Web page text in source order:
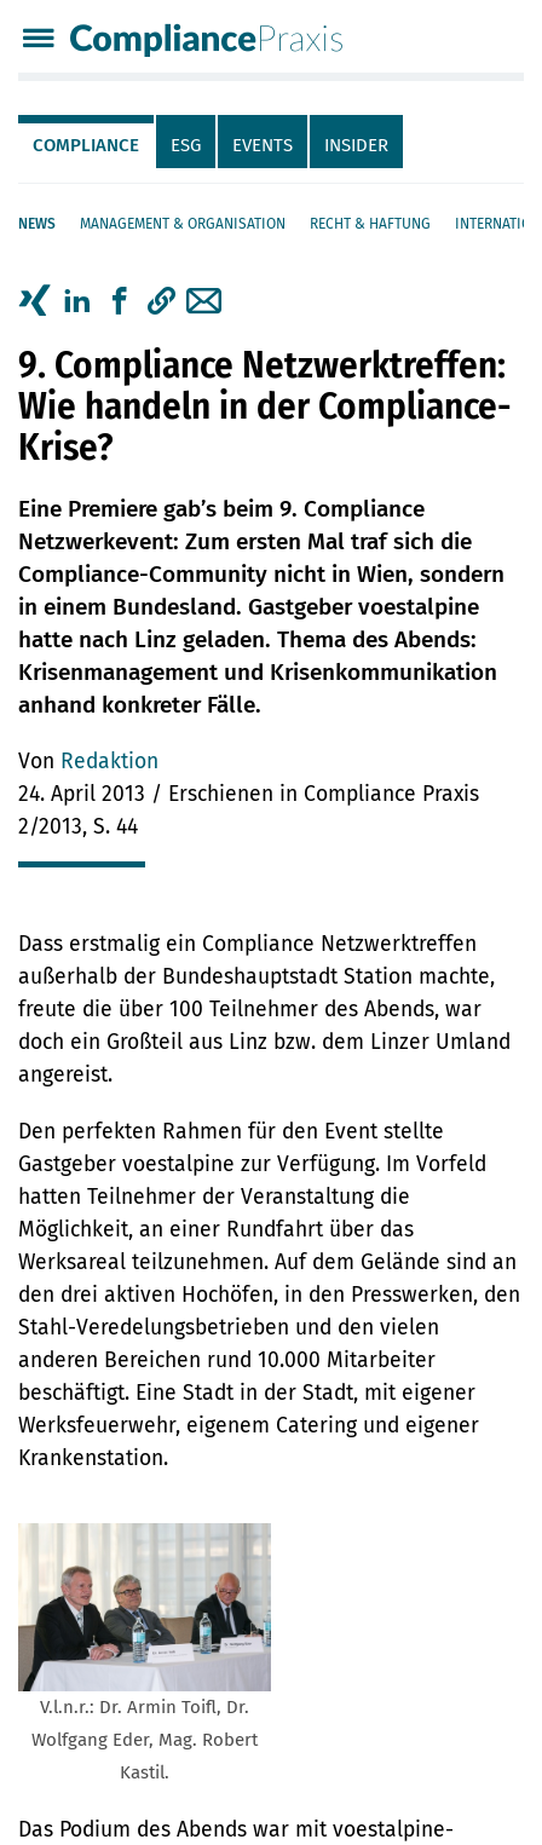
Compliance Praxis
Servicenavigation
Navigation
COMPLIANCE ESG EVENTS INSIDER
NEWS MANAGEMENT & ORGANISATION RECHT & HAFTUNG
Seiteninhalt
Artikel auf Xing teilen
Artikel auf linkedIn teilen
Artikel auf Facebook teilen
Artikellink kopieren
9. Compliance Netzwerktreffen:
Wie handeln in der Compliance-
Krise?
Eine Premiere gab’s beim 9. Compliance
Netzwerkevent: Zum ersten Mal traf sich die
Compliance-Community nicht in Wien, sondern
in einem Bundesland. Gastgeber voestalpine
hatte nach Linz geladen. Thema des Abends:
Krisenmanagement und Krisenkommunikation
anhand konkreter Fälle.
Von Redaktion
24. April 2013 / Erschienen in Compliance Praxis
2/2013, S. 44
Dass erstmalig ein Compliance Netzwerktreffen
außerhalb der Bundeshauptstadt Station machte,
freute die über 100 Teilnehmer des Abends, war
doch ein Großteil aus Linz bzw. dem Linzer Umland
angereist.
Den perfekten Rahmen für den Event stellte
Gastgeber voestalpine zur Verfügung. Im Vorfeld
hatten Teilnehmer der Veranstaltung die
Möglichkeit, an einer Rundfahrt über das
Werksareal teilzunehmen. Auf dem Gelände sind an
den drei aktiven Hochöfen, in den Presswerken, den
Stahl-Veredelungsbetrieben und den vielen
anderen Bereichen rund 10.000 Mitarbeiter
beschäftigt. Eine Stadt in der Stadt, mit eigener
Werksfeuerwehr, eigenem Catering und eigener
Krankenstation.
V.l.n.r.: Dr. Armin Toifl, Dr.
Wolfgang Eder, Mag. Robert
Kastil.
Das Podium des Abends war mit voestalpine-